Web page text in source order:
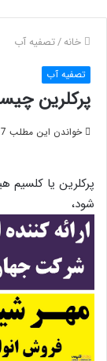
خانه/تصفیه آب
تصفیه آب
پرکلرین
خواندن این مطلب 7 دقیقه زمان میبرد
شود،